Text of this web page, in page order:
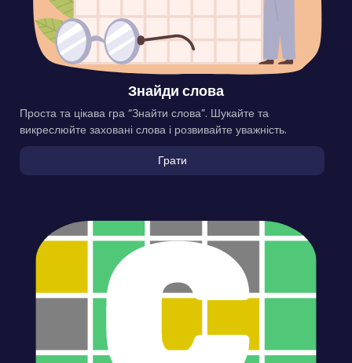
Знайди слова
Проста та цікава гра “Знайти слова”. Шукайте та
викреслюйте заховані слова і розвивайте уважність.
Грати